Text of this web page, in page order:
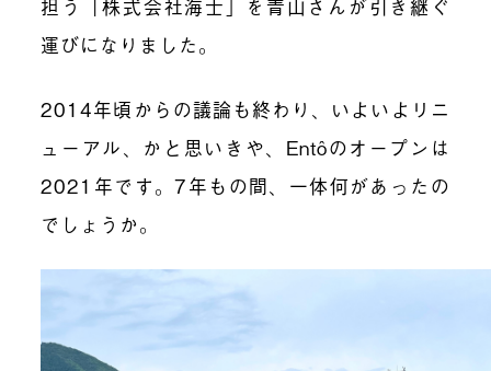
担う「株式会社海士」を青山さんが引き継ぐ
運びになりました。
2014年頃からの議論も終わり、いよいよリニ
ューアル、かと思いきや、 Entôのオープンは
2021年です。7年もの間、一体何があったの
でしょうか。